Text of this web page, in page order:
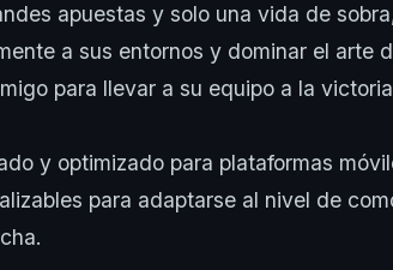
apuestas y solo una vida de
a sus entornos y dominar el arte
para llevar a su equipo a la
y optimizado para plataformas
para adaptarse al nivel de